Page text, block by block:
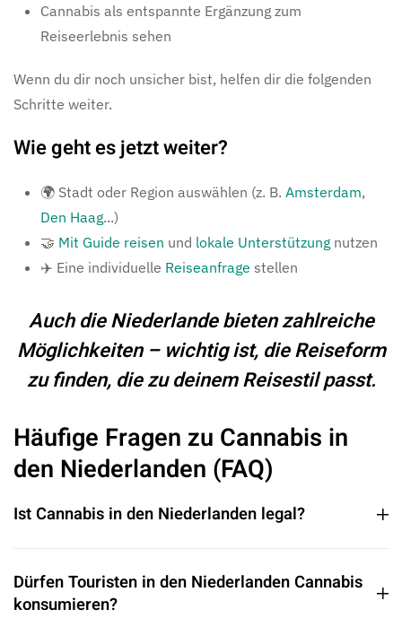
Cannabis als entspannte Ergänzung zum
Reiseerlebnis sehen
Wenn du dir noch unsicher bist, helfen dir die folgenden
Schritte weiter.
Wie geht es jetzt weiter?
🌍 Stadt oder Region auswählen (z. B. Amsterdam,
Den Haag...)
🤝 Mit Guide reisen und lokale Unterstützung nutzen
✈️ Eine individuelle Reiseanfrage stellen
Auch die Niederlande bieten zahlreiche
Möglichkeiten – wichtig ist, die Reiseform
zu finden, die zu deinem Reisestil passt.
Häufige Fragen zu Cannabis in
den Niederlanden (FAQ)
Ist Cannabis in den Niederlanden legal?
Dürfen Touristen in den Niederlanden Cannabis
konsumieren?